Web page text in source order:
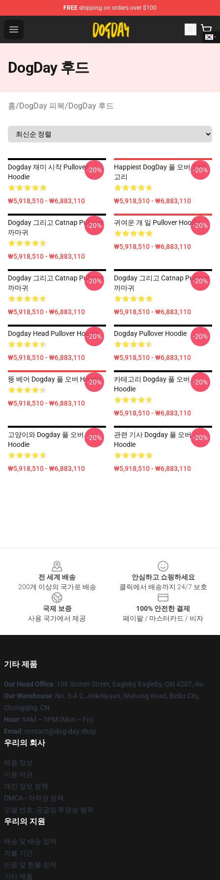
FREE shipping on orders over $100
Open menu
DogDay Store - Official DogDay Merchandise Shop
DogDay 후드
홈/DogDay 피복/DogDay 후드
Dogday 재미 시작 Pullover
Hoodie
₩5,918,510 - ₩6,883,110
-20%
Happiest DogDay 풀 오버 카테
고리
₩5,918,510 - ₩6,883,110
-20%
Dogday 그리고 Catnap Pullover
까마귀
₩5,918,510 - ₩6,883,110
-20% 귀여운 개 일 Pullover Hoodie
₩5,918,510 - ₩6,883,110
-20%
Dogday 그리고 Catnap Pullover
까마귀
₩5,918,510 - ₩6,883,110
-20%
Dogday 그리고 Catnap Pullover
까마귀
₩5,918,510 - ₩6,883,110
-20%
Dogday Head Pullover Hoodie
₩5,918,510 - ₩6,883,110
-20% Dogday Pullover Hoodie
₩5,918,510 - ₩6,883,110
-20%
뚱 베어 Dogday 풀 오버 Hoodie
₩5,918,510 - ₩6,883,110
-20%
카테고리 Dogday 풀 오버
Hoodie
₩5,918,510 - ₩6,883,110
-20%
고양이와 Dogday 풀 오버
Hoodie
₩5,918,510 - ₩6,883,110
-20%
관련 기사 Dogday 풀 오버
Hoodie
₩5,918,510 - ₩6,883,110
-20%
전 세계 배송
200개 이상의 국가로 배송
안심하고 쇼핑하세요
클릭에서 배송까지 24/7 보호
국제 보증
사용 국가에서 제공
100% 안전한 결제
페이팔 / 마스터카드 / 비자
기타 제품
Our Head Office: 106 Stoten Street, Eagleby Eagleby, Qld 4207, Au
Our Warehouse: No. 5-4-2, Jinkeliyuan, Wuhong Road, Beiliu City,
Chongqing, CN
Hour: 9AM – 5PM (Mon – Fri)
Email : contact@dog-day.shop
우리의 회사
제품 정보
이용 약관
개인 정보 정책
DMCA - 저작권 정책
모델 번호: 공급망 투명성 행위
우리의 지원
배송 및 배송 정책
지불 기간
반품 및 환불 정책
기타 제품